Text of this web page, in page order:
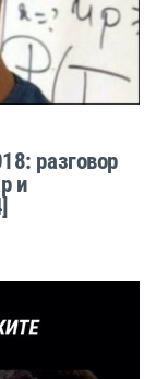
разговор
и